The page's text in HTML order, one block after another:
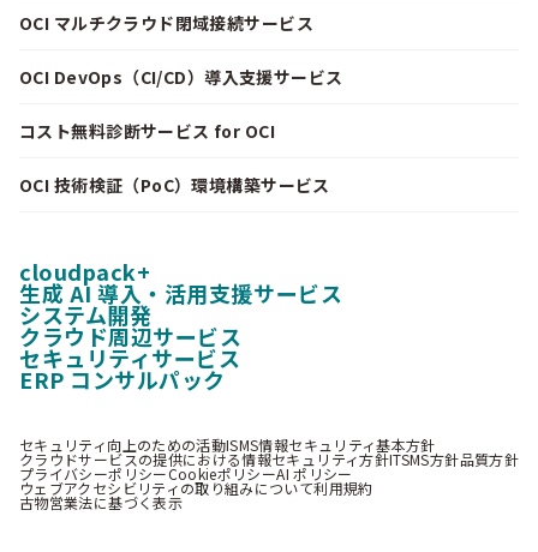
OCI マルチクラウド閉域接続サービス
OCI DevOps（CI/CD）導入支援サービス
コスト無料診断サービス for OCI
OCI 技術検証（PoC）環境構築サービス
cloudpack+
生成 AI 導入・活用支援サービス
システム開発
クラウド周辺サービス
セキュリティサービス
ERP コンサルパック
セキュリティ向上のための活動ISMS情報セキュリティ基本方針
クラウドサービスの提供における情報セキュリティ方針ITSMS方針品質方針
プライバシーポリシーCookieポリシーAI ポリシー
ウェブアクセシビリティの取り組みについて利用規約
古物営業法に基づく表示